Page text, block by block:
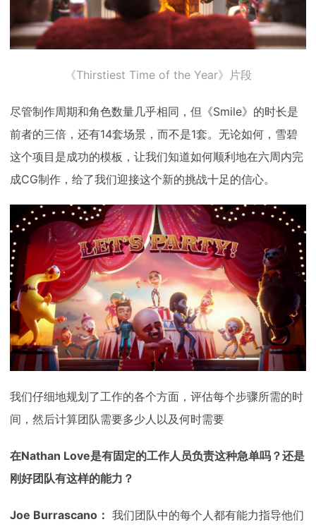
《Thirstiest Time of the Year》片段
尽管制作周期和角色数量几乎相同，但《Smile》的时长是
前者的三倍，还有14套场景，而不是1套。无论如何，雪碧
这个项目是成功的模板，让我们知道如何顺利地在六周内完
成CG制作，给了我们迎接这个新的挑战十足的信心。
我们仔细地规划了工作的各个方面，评估每个步骤所需的时
间，然后计算团队需要多少人以及何时需要
在Nathan Love是有固定的工作人员负责这种急单吗？还是
刚好团队有这样的能力？
Joe Burrascano： 我们团队中的每个人都有能力指导他们